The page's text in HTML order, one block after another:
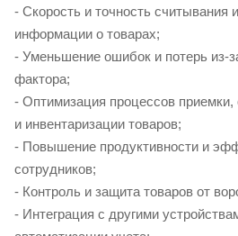
- Скорость и точность считывания
информации о товарах;
- Уменьшение ошибок и потерь из-
фактора;
- Оптимизация процессов приемки,
и инвентаризации товаров;
- Повышение продуктивности и
сотрудников;
- Контроль и защита товаров от
- Интеграция с другими